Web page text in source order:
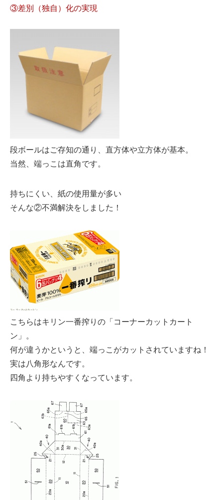
③差別（独自）化の実現
段ボールはご存知の通り、直方体や立方体が基本。
当然、端っこは直角です。
持ちにくい、紙の使用量が多い
そんな②不満解決をしました！
こちらはキリン一番搾りの「コーナーカットカート
ン」。
何が違うかというと、端っこがカットされていますね！
実は八角形なんです。
四角より持ちやすくなっています。